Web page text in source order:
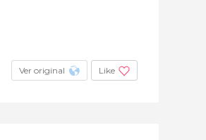
Ver original Like